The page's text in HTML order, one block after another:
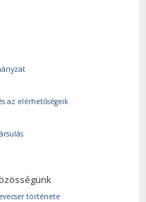
az elérhetőségeik
története